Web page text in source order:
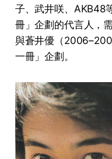
子、武井咲、AKB48
冊」企劃的代言人，
與蒼井優（
一冊」企劃。